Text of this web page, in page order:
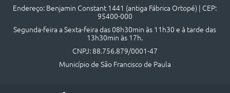
Endereço: Benjamin Constant 1441 (antiga Fábrica Ortopé) | CEP:
95400-000
Segunda-feira a Sexta-feira das 08h30min às 11h30 e à tarde das
13h30min às 17h.
CNPJ: 88.756.879/0001-47
Município de São Francisco de Paula